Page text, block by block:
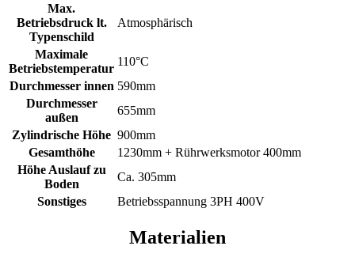
Max.
Betriebsdruck lt.
Typenschild
Atmosphärisch
Maximale
Betriebstemperatur
110°C
Durchmesser innen 590mm
Durchmesser
außen
655mm
Zylindrische Höhe 900mm
Gesamthöhe
1230mm + Rührwerksmotor 400mm
Höhe Auslauf zu
Boden
Ca. 305mm
Sonstiges
Betriebsspannung 3PH 400V
Materialien